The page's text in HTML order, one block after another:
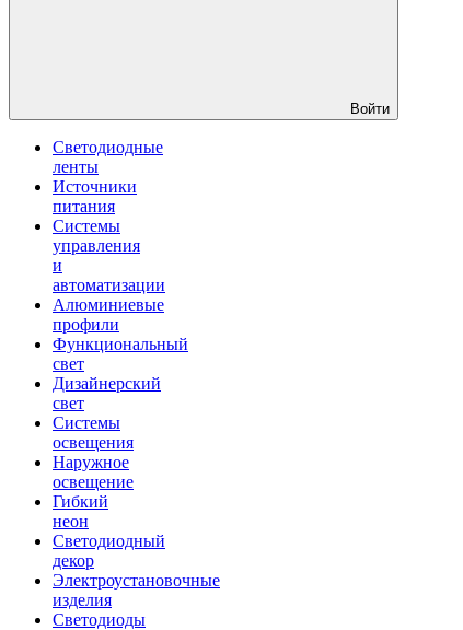
Войти
Светодиодные
ленты
Источники
питания
Системы
управления
и
автоматизации
Алюминиевые
профили
Функциональный
свет
Дизайнерский
свет
Системы
освещения
Наружное
освещение
Гибкий
неон
Светодиодный
декор
Электроустановочные
изделия
Светодиоды